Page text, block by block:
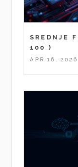
SREDNJE
100 )
APR 16, 2026